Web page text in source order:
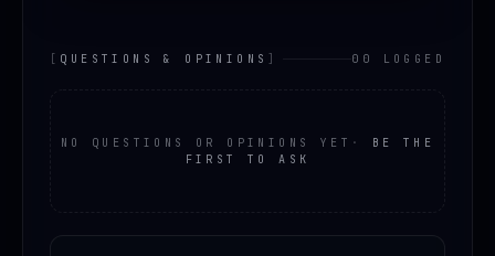
[ QUESTIONS & OPINIONS ] 00 LOGGED
NO QUESTIONS OR OPINIONS YET ·
BE THE
FIRST TO ASK